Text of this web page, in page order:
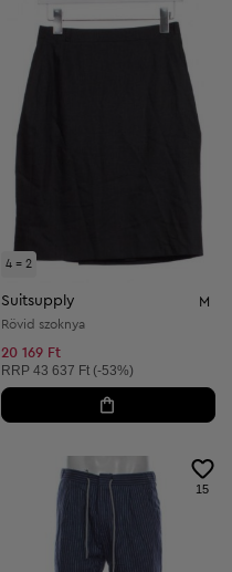
4 = 2
Suitsupply M
Rövid szoknya
20 169 Ft
Ajánlott ár:
RRP 43 637 Ft (-53%)
15